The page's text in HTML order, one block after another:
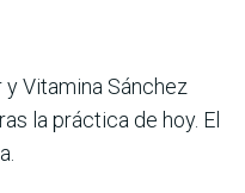
Vitamina Sánchez
la práctica de hoy. El